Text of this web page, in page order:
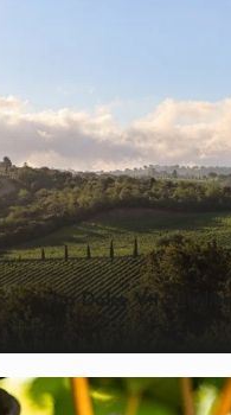
La Dolce Vita: Italien